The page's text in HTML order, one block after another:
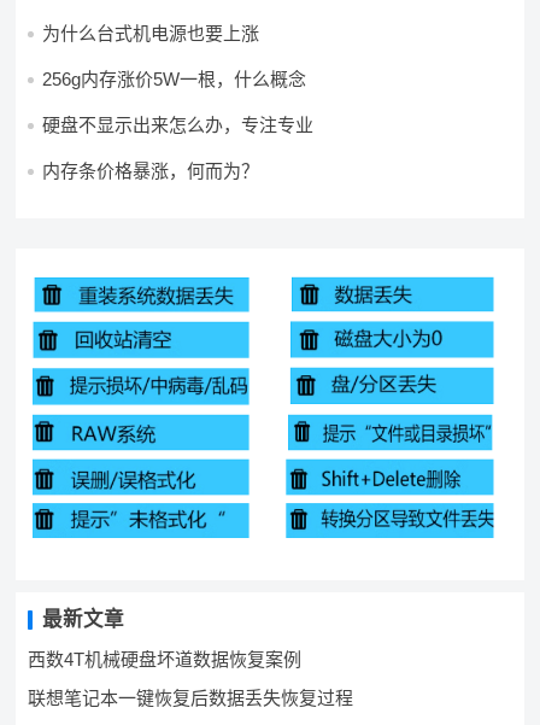
为什么台式机电源也要上涨
256g内存涨价5W一根，什么概念
硬盘不显示出来怎么办，专注专业
内存条价格暴涨，何而为？
最新文章
西数4T机械硬盘坏道数据恢复案例
联想笔记本一键恢复后数据丢失恢复过程